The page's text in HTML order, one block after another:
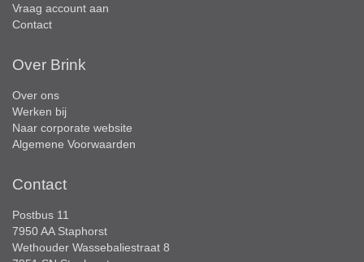
Vraag account aan
Contact
Over Brink
Over ons
Werken bij
Naar corporate website
Algemene Voorwaarden
Contact
Postbus 11
7950 AA Staphorst
Wethouder Wassebaliestraat 8